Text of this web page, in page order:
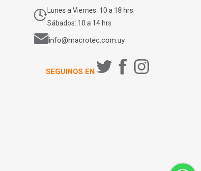
Lunes a Viernes: 10 a 18 hrs.
Sábados: 10 a 14 hrs
info@macrotec.com.uy
SEGUINOS EN